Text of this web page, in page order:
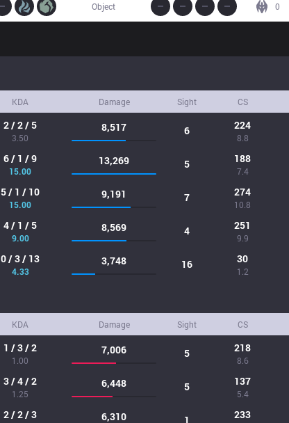
0
Object
KDA Damage Sight CS
2 / 2 / 5
3.50
8,517 6 224
8.8
6 / 1 / 9
15.00
13,269 5 188
7.4
5 / 1 / 10
15.00
9,191 7 274
10.8
4 / 1 / 5
9.00
8,569 4 251
9.9
0 / 3 / 13
4.33
3,748 16 30
1.2
KDA Damage Sight CS
1 / 3 / 2
1.00
7,006 5 218
8.6
3 / 4 / 2
1.25
6,448 5 137
5.4
2 / 2 / 3 6,310 1 233